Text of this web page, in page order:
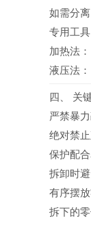
如需分离
专用工
加热法
液压法
四、 关
严禁暴力
绝对禁
保护配合
拆卸时
有序摆放
拆下的